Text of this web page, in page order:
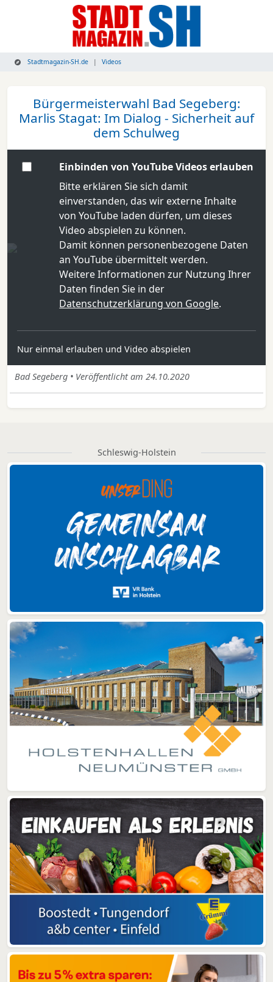
Stadtmagazin-SH.de Videos
Bürgermeisterwahl Bad Segeberg:
Marlis Stagat: Im Dialog - Sicherheit auf
dem Schulweg
Einbinden von YouTube Videos erlauben
Bitte erklären Sie sich damit
einverstanden, das wir externe Inhalte
von YouTube laden dürfen, um dieses
Video abspielen zu können.
Damit können personenbezogene Daten
an YouTube übermittelt werden.
Weitere Informationen zur Nutzung Ihrer
Daten finden Sie in der
Datenschutzerklärung von Google.
Nur einmal erlauben und Video abspielen
Bad Segeberg • Veröffentlicht am 24.10.2020
Schleswig-Holstein